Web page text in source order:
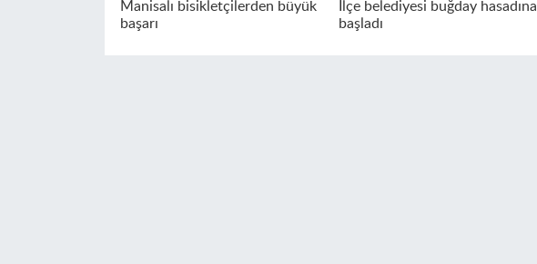
Manisalı bisikletçilerden büyük
başarı
İlçe belediyesi buğday hasadına
başladı